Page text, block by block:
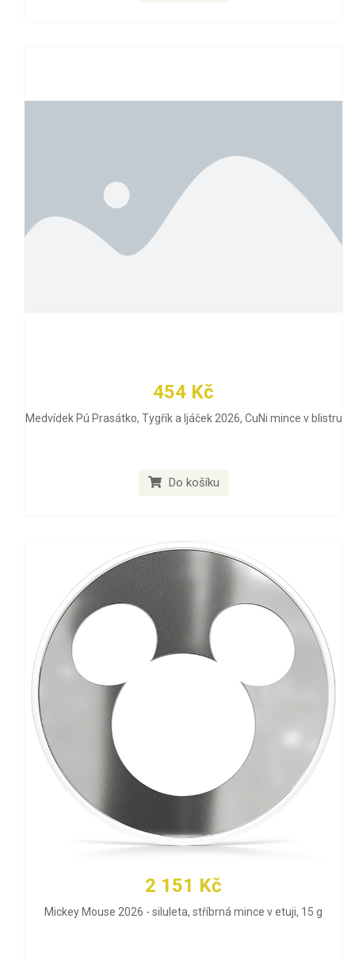
454 Kč
Medvídek Pú Prasátko, Tygřík a Ijáček 2026, CuNi mince v blistru
Do košíku
2 151 Kč
Mickey Mouse 2026 - siluleta, stříbrná mince v etuji, 15 g